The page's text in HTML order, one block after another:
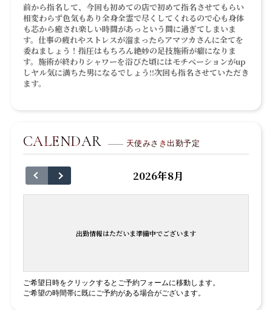
前から指名して、今回も初めての店で初めて指名させてもらい
相変わらず色気もあり全身全霊で尽くしてくれるので心も身体
も芯から癒され楽しい時間があっという間に過ぎてしまいま
す。仕事の疲れやストレスが溜まったらアマツカさんに全てを
委ねましょう！指圧はもちろん絶妙の足技施術が癖になりま
す。施術が終わりシャワーを浴びた頃にはモチベーションがup
しヤル気に満ちた男になるでしょう!!次回も指名させていただき
ます。
CALENDAR 天使みさき出勤予定
2026年8月
出勤情報はただいま準備中でございます
ご希望日時をクリックするとご予約フォームに移動します。
ご希望の時間帯に既にご予約がある場合がございます。